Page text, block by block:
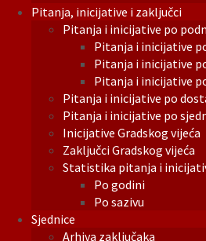
Pitanja, inicijative i zaključci
Pitanja i inicijative po
Pitanja i inicijative
Pitanja i inicijative
Pitanja i inicijative
Pitanja i inicijative po
Pitanja i inicijative po
Inicijative Gradskog vijeća
Zaključci Gradskog vijeća
Statistika pitanja i
Po godini
Po sazivu
Sjednice
Arhiva zaključaka